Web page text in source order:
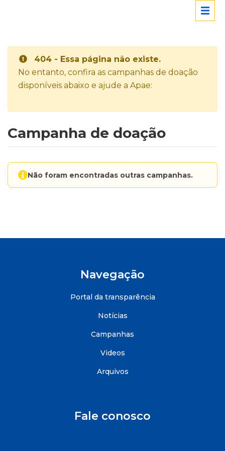
404 - Essa página não existe.
No entanto, confira as campanhas de doação
disponíveis abaixo e ajude a Apae:
Campanha de doação
Não foram encontradas outras campanhas.
Navegação
Portal da transparência
Notícias
Campanhas
Videos
Arquivos
Fale conosco